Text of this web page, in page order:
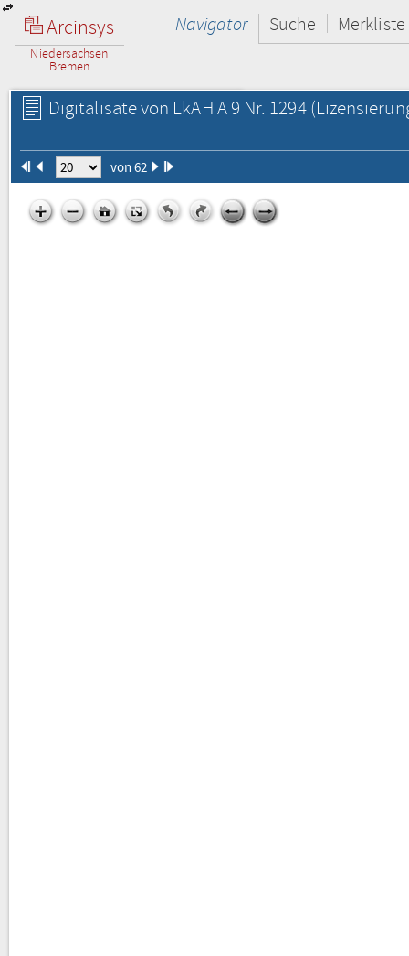
Arcinsys
Niedersachsen
Bremen
Navigator Suche Merkliste
Digitalisate von LkAH A 9 Nr. 1294
von 62